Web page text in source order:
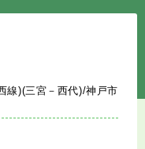
線)(三宮－西代)/神戸市